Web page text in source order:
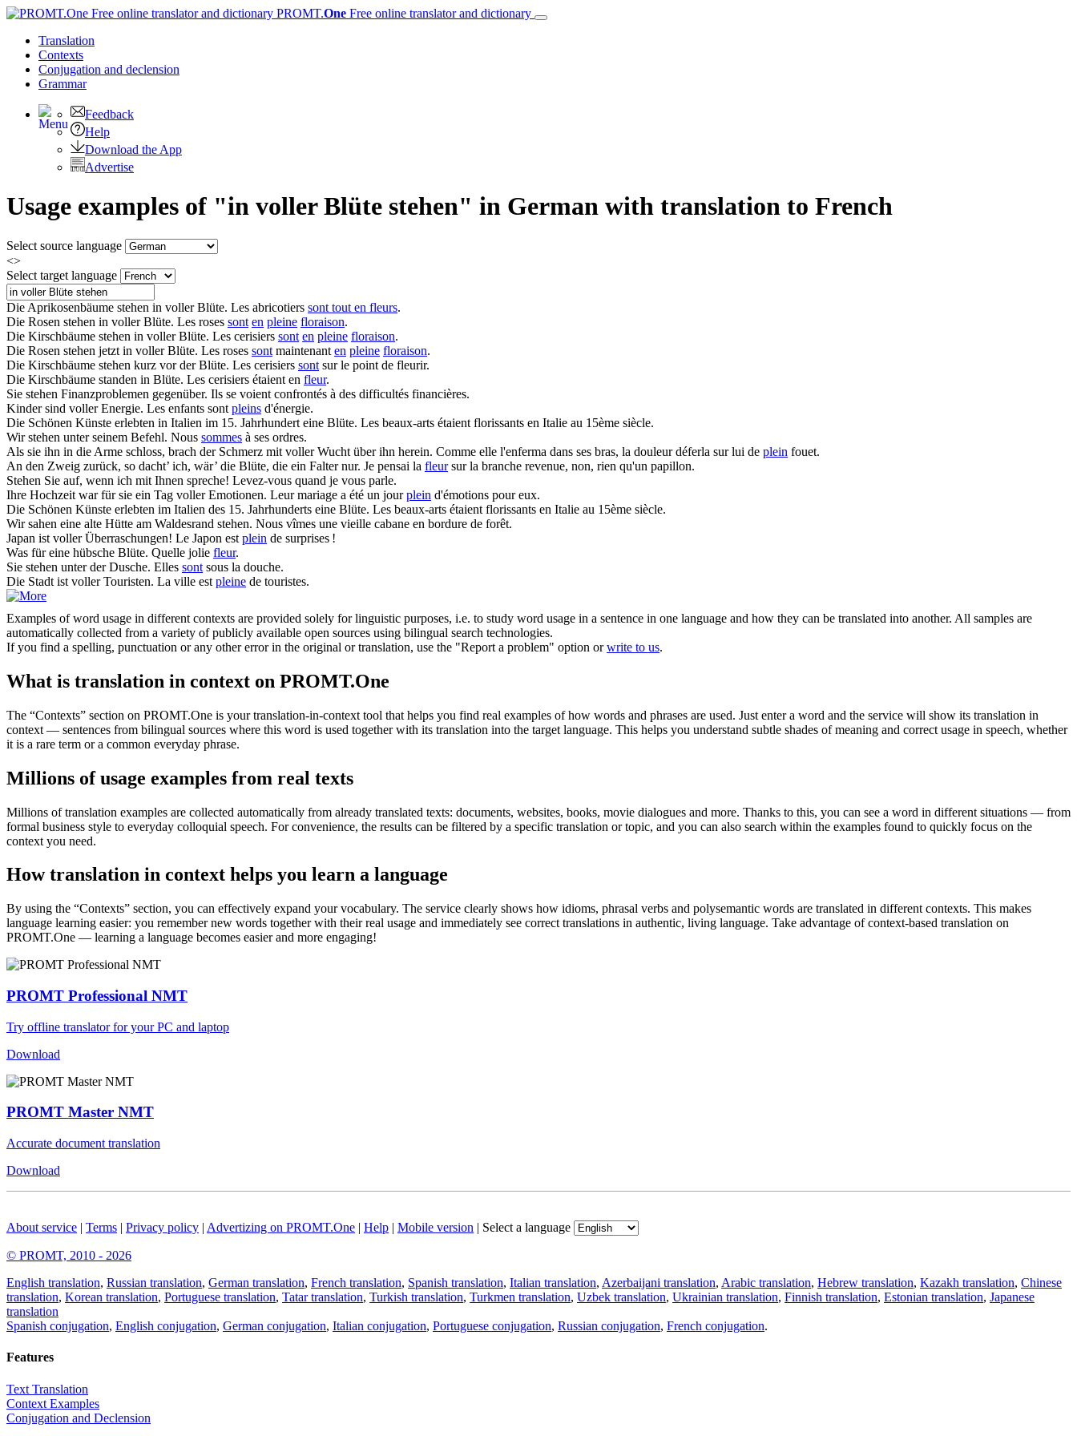
PROMT.One Free online translator and dictionary
Translation
Contexts
Conjugation and declension
Grammar
Feedback
Help
Download the App
Advertise
Usage examples of "in voller Blüte stehen" in German with translation to French
Select source language
<>
Select target language
Die Aprikosenbäume stehen in voller Blüte. Les abricotiers sont tout en fleurs.
Die Rosen stehen in voller Blüte. Les roses sont en pleine floraison.
Die Kirschbäume stehen in voller Blüte. Les cerisiers sont en pleine floraison.
Die Rosen stehen jetzt in voller Blüte. Les roses sont maintenant en pleine floraison.
Die Kirschbäume stehen kurz vor derBlüte. Les cerisiers sont sur le point de fleurir.
Die Kirschbäume standen in Blüte. Les cerisiers étaient en fleur.
Sie stehen Finanzproblemen gegenüber. Ils se voient confrontés à des difficultés financières.
Kinder sind vollerEnergie. Les enfants sont pleins d'énergie.
Die Schönen Künste erlebten in Italien im 15. Jahrhundert eine Blüte. Les beaux-arts étaient florissants en Italie au 15ème siècle.
Wirstehen unter seinem Befehl. Nous sommes à ses ordres.
Als sie ihn in die Arme schloss, brach der Schmerz mit vollerWucht über ihn herein. Comme elle l'enferma dans ses bras, la douleur déferla sur lui de plein fouet.
An den Zweig zurück, so dacht’ ich, wär’ die Blüte, die ein Falter nur. Je pensai la fleursur la branche revenue, non, rien qu'un papillon.
Stehen Sie auf, wenn ich mit Ihnen spreche! Levez-vous quand je vous parle.
Ihre Hochzeit war für sie ein Tag vollerEmotionen. Leur mariage a été un jourplein d'émotions pour eux.
Die Schönen Künste erlebten im Italien des 15. Jahrhunderts eine Blüte. Les beaux-arts étaient florissants en Italie au 15ème siècle.
Wir sahen eine alte Hütte am Waldesrand stehen. Nous vîmes une vieille cabane en bordure de forêt.
Japan ist vollerÜberraschungen! Le Japon est plein de surprises !
Was für eine hübsche Blüte. Quelle jolie fleur.
Sie stehen unter der Dusche. Elles sont sous la douche.
Die Stadt ist vollerTouristen. La ville est pleine de touristes.
Examples of word usage in different contexts are provided solely for linguistic purposes, i.e. to study word usage in a sentence in one language and how they can be translated into another. All samples are
automatically collected from a variety of publicly available open sources using bilingual search technologies.
If you find a spelling, punctuation or any other error in the original or translation, use the "Report a problem" option orwrite to us.
What is translation in context on PROMT.One
The “Contexts” section on PROMT.One is your translation-in-context tool that helps you find real examples of how words and phrases are used. Just enter a word and the service will show its translation in
context — sentences from bilingual sources where this word is used together with its translation into the target language. This helps you understand subtle shades of meaning and correct usage in speech, whether
it is a rare term or a common everyday phrase.
Millions of usage examples from real texts
Millions of translation examples are collected automatically from already translated texts: documents, websites, books, movie dialogues and more. Thanks to this, you can see a word in different situations — from
formal business style to everyday colloquial speech. For convenience, the results can be filtered by a specific translation or topic, and you can also search within the examples found to quickly focus on the
context you need.
How translation in context helps you learn a language
By using the “Contexts” section, you can effectively expand your vocabulary. The service clearly shows how idioms, phrasal verbs and polysemantic words are translated in different contexts. This makes
language learning easier: you remember new words together with their real usage and immediately see correct translations in authentic, living language. Take advantage of context-based translation on
PROMT.One — learning a language becomes easier and more engaging!
PROMT Professional NMT
Try offline translator for your PC and laptop
Download
PROMT Master NMT
Accurate document translation
Download
About service | Terms | Privacy policy | Advertizing on PROMT.One | Help | Mobile version | Select a language
© PROMT, 2010 - 2026
English translation, Russian translation, German translation, French translation, Spanish translation, Italian translation, Azerbaijani translation, Arabic translation, Hebrew translation, Kazakh translation, Chinese
translation, Korean translation, Portuguese translation, Tatar translation, Turkish translation, Turkmen translation, Uzbek translation, Ukrainian translation, Finnish translation, Estonian translation, Japanese
translation
Spanish conjugation, English conjugation, German conjugation, Italian conjugation, Portuguese conjugation, Russian conjugation, French conjugation.
Features
Text Translation
Context Examples
Conjugation and Declension